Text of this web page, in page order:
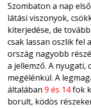
Szombaton a nap
látási viszonyok,
kiterjedése, de
csak lassan oszlik fel
ország nagyobb
a jellemző. A
megélénkül. A
általában 9 és 14fok
borult, ködös